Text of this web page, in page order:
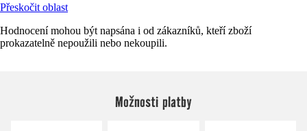
Přeskočit oblast
Hodnocení mohou být napsána i od zákazníků, kteří zboží
prokazatelně nepoužili nebo nekoupili.
Možnosti platby